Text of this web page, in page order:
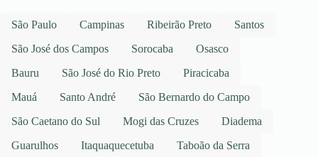
São Paulo Campinas Ribeirão Preto
Santos
São José dos Campos
Sorocaba
Osasco
Bauru
São José do Rio Preto
Piracicaba
Mauá
Santo André
São Bernardo do Campo
São Caetano do Sul
Mogi das Cruzes
Diadema
Guarulhos
Itaquaquecetuba
Taboão da Serra